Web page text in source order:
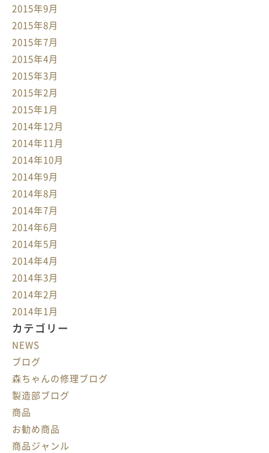
2015年9月
2015年8月
2015年7月
2015年4月
2015年3月
2015年2月
2015年1月
2014年12月
2014年11月
2014年10月
2014年9月
2014年8月
2014年7月
2014年6月
2014年5月
2014年4月
2014年3月
2014年2月
2014年1月
カテゴリー
NEWS
ブログ
森ちゃんの修理ブログ
製造部ブログ
商品
お勧め商品
商品ジャンル